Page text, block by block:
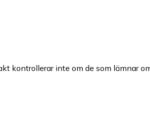
kontrollerar inte om de som lämnar